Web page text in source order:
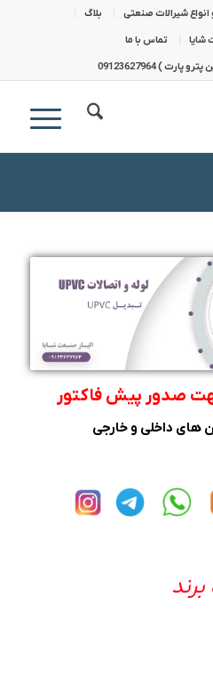
شیرالات صنعتی بلاگ
شایا تماس با ما
) 09123627964
صدور پیش فاکتور
های داخلی و خارجی